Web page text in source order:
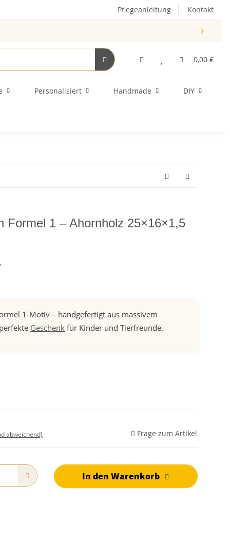
Pflegeanleitung Kontakt
›
0,00 €
Personalisiert Handmade DIY
Formel 1 – Ahornholz 25×16×1,5
1-Motiv – handgefertigt aus massivem
Geschenk für Kinder und Tierfreunde.
abweichend) Frage zum Artikel
In den Warenkorb